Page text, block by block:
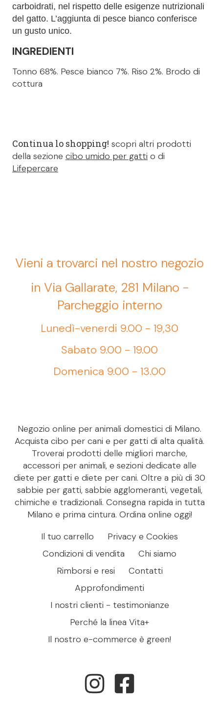
carboidrati, nel rispetto delle esigenze nutrizionali
del gatto. L’aggiunta di pesce bianco conferisce
un gusto unico.
INGREDIENTI
Tonno 68%. Pesce bianco 7%. Riso 2%. Brodo di
cottura
Continua lo shopping! scopri altri prodotti
della sezione cibo umido per gatti o di
Lifepercare
Vieni a trovarci nel nostro negozio
in Via Gallarate, 281 Milano -
Parcheggio interno
Lunedì-venerdi 9.00 - 19,30
Sabato 9.00 - 19.00
Domenica 9.00 - 13.00
Negozio online per animali domestici di Milano.
Acquista cibo per cani e per gatti di alta qualità.
Troverai prodotti delle migliori marche,
accessori per animali, e sezioni dedicate alle
diete per gatti e diete per cani. Oltre a più di 30
sabbie per gatti, sabbie agglomeranti, vegetali,
chimiche e tradizionali. Consegna rapida in tutta
Milano e prima cintura. Ordina online oggi!
Il tuo carrello
Privacy e Cookies
Condizioni di vendita
Chi siamo
Rimborsi e resi
Contatti
Approfondimenti
I nostri clienti - testimonianze
Perché la linea Vita+
Il nostro e-commerce è green!